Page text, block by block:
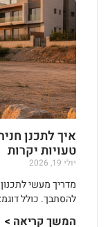
איך לתכנן
טעויות יקרות
יולי 19, 2026
מדריך מעשי
להסתבך. כולל
המשך קריאה >